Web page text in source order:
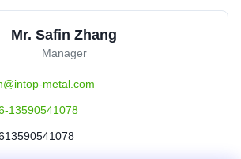
Mr. Safin Zhang
Manager
metal.com
13590541078